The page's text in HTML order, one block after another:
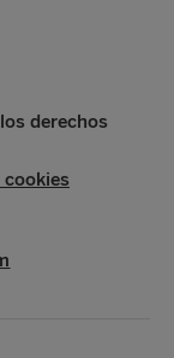
derechos
cookies